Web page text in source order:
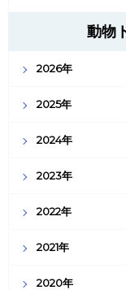
動物
2026年
2025年
2024年
2023年
2022年
2021年
2020年